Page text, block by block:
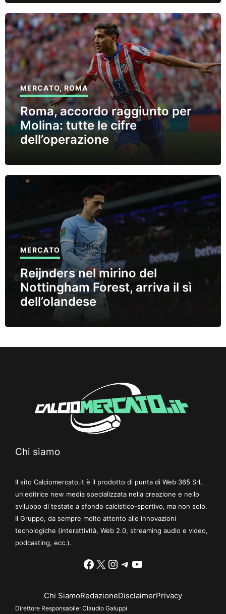
MERCATO,ROMA
Roma, accordo raggiunto per
Molina: tutte le cifre
dell’operazione
MERCATO
Reijnders nel mirino del
Nottingham Forest, arriva il sì
dell’olandese
Chi siamo
Il sito Calciomercato.it è il prodotto di punta di Web 365 Srl,
un'editrice new media specializzata nella creazione e nello
sviluppo di testate a sfondo calcistico-sportivo, ma non solo.
Il Gruppo, da sempre molto attento alle innovazioni
tecnologiche (interattività, Web 2.0, streaming audio e video,
podcasting, ecc.).
Facebook
X Instagram
Telegram
YouTube
Chi SiamoRedazioneDisclaimerPrivacy
Direttore Responsabile: Claudio Galuppi